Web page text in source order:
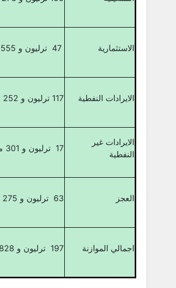
الاستثمارية 47 ترليون و 555 مليار دينار عراقي
الايرادات النفطية 117 ترليون و 252 مليار دينار عراقي
الايرادات غير
النفطية
17 ترليون و 301 مليار دينار عراقي
العجز 63 ترليون و 275 مليار دينار عراقي
اجمالي الموازنة 197 ترليون و 828 مليار دينارعراقي